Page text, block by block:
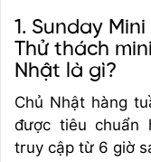
1. Sunday
Thử thách
Nhật là gì?
Chủ Nhật hàng
được tiêu chuẩn
truy cập từ 6 giờ